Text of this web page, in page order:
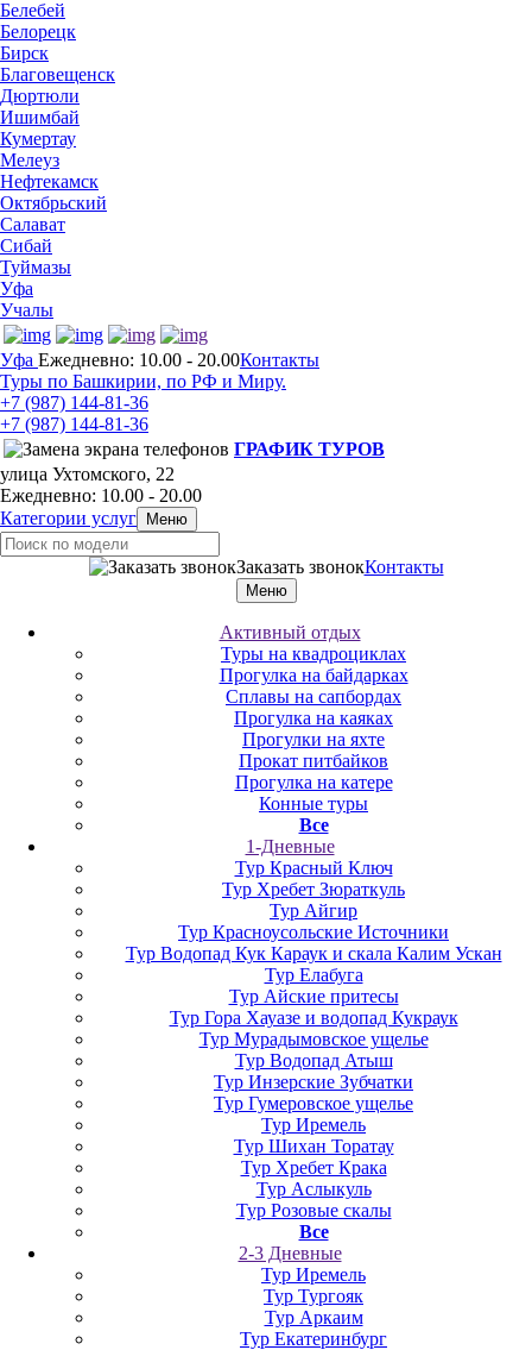
Белебей
Белорецк
Бирск
Благовещенск
Дюртюли
Ишимбай
Кумертау
Мелеуз
Нефтекамск
Октябрьский
Салават
Сибай
Туймазы
Уфа
Учалы
Уфа Ежедневно: 10.00 - 20.00Контакты
Туры по Башкирии, по РФ и Миру.
+7 (987) 144-81-36
+7 (987) 144-81-36
ГРАФИК ТУРОВ
улица Ухтомского, 22
Ежедневно: 10.00 - 20.00
Категории услуг
Меню
Заказать звонокКонтакты
Меню
Активный отдых
Туры на квадроциклах
Прогулка на байдарках
Сплавы на сапбордах
Прогулка на каяках
Прогулки на яхте
Прокат питбайков
Прогулка на катере
Конные туры
Все
1-Дневные
Тур Красный Ключ
Тур Хребет Зюраткуль
Тур Айгир
Тур Красноусольские Источники
Тур Водопад Кук Караук и скала Калим Ускан
Тур Елабуга
Тур Айские притесы
Тур Гора Хауазе и водопад Кукраук
Тур Мурадымовское ущелье
Тур Водопад Атыш
Тур Инзерские Зубчатки
Тур Гумеровское ущелье
Тур Иремель
Тур Шихан Торатау
Тур Хребет Крака
Тур Аслыкуль
Тур Розовые скалы
Все
2-3 Дневные
Тур Иремель
Тур Тургояк
Тур Аркаим
Тур Екатеринбург